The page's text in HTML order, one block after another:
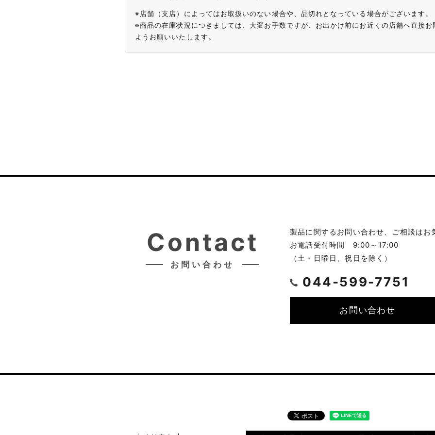
※店舗（支店）によってはお取扱いのない場合や、品切れとなっている場合がございます。
※商品の在庫状況につきましては、大変お手数ですが、お出かけ前にお近くの店舗へ直接お
ようお願いいたします。
Contact
お問い合わせ
製品に関するお問い合わせ、
ご相談はお
お電話受付時間 9:00～17:00
（土・日曜日、祝日を除く）
044-599-7751
お問い合わせ